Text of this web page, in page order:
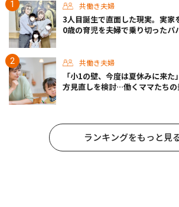
共働き夫婦
3人目誕生で直面した現実。実家
0歳の育児を夫婦で乗り切ったパ
共働き夫婦
「小1の壁、今度は夏休みに来
方見直しを検討…働くママたち
ランキングをもっと見